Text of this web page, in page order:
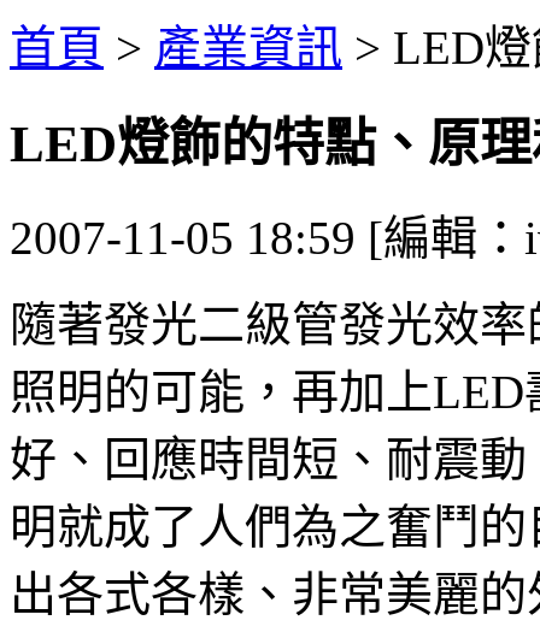
首頁 > 產業資訊 > LED
LED燈飾的特點、原
2007-11-05 18:59 [編輯：
隨著發光二級管發光效
照明的可能，再加上
好、回應時間短、耐震
明就成了人們為之奮鬥
出各式各樣、非常美麗